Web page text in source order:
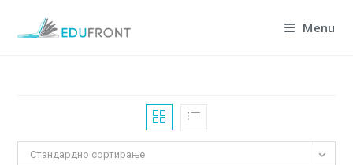
Menu
Стандардно сортирање